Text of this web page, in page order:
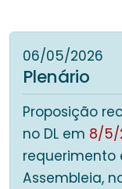
06/05/2026
Plenário
Proposição
no DL em 8/5/
requerimento
Assembleia,